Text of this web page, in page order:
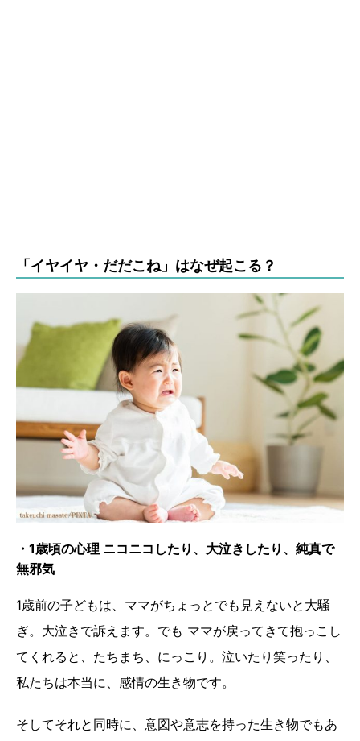
「イヤイヤ・だだこね」はなぜ起こる？
・1歳頃の心理 ニコニコしたり、大泣きしたり、純真で
無邪気
1歳前の子どもは、ママがちょっとでも見えないと大騒
ぎ。大泣きで訴えます。でも ママが戻ってきて抱っこし
てくれると、たちまち、にっこり。泣いたり笑ったり、
私たちは本当に、感情の生き物です。
そしてそれと同時に、意図や意志を持った生き物でもあ